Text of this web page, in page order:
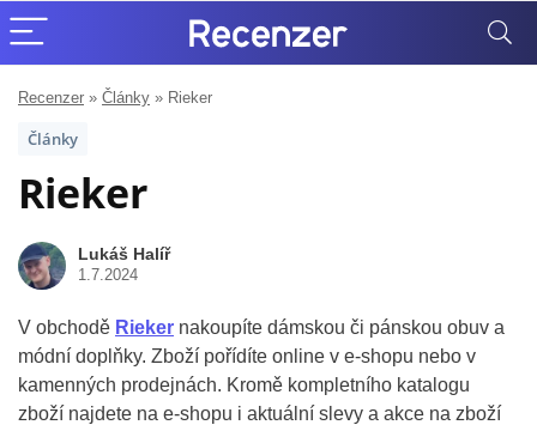
Recenzer » Články » Rieker
Články
Rieker
Lukáš Halíř
1.7.2024
V obchodě Rieker nakoupíte dámskou či pánskou obuv a
módní doplňky. Zboží pořídíte online v e-shopu nebo v
kamenných prodejnách. Kromě kompletního katalogu
zboží najdete na e-shopu i aktuální slevy a akce na zboží